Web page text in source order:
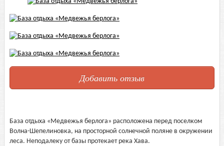
Добавить отзыв
База отдыха «Медвежья берлога» расположена перед поселком
Волна-Шепелиновка, на просторной солнечной поляне в окружении
леса. Неподалеку от базы протекает река Хава.